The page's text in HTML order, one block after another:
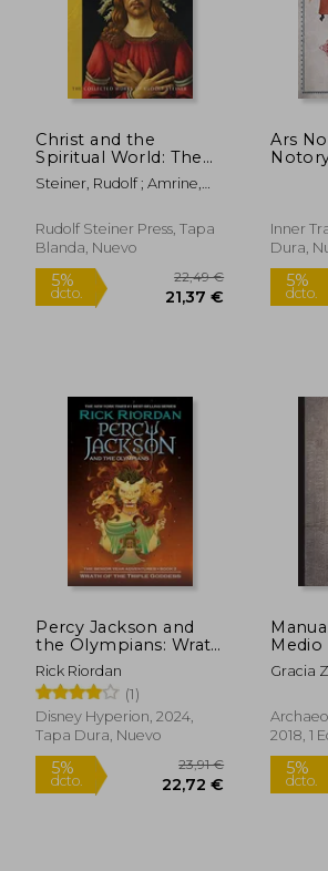
Christ and the
Spiritual World: The
Quest for the Holy
Grail (cw 149) (The
Rudolf Steiner, 149)
(en Inglés)
Steiner, Rudolf ; Amrine,
Frederick
Rudolf Steiner Press, Tapa
Blanda, Nuevo
Ars
Inner
Dura,
Percy Jackson and
the Olympians: Wrath
of the Triple Goddess
(en Inglés)
Rick Riordan
(1)
Disney Hyperion, 2024,
Tapa Dura, Nuevo
Medio
Edicion)
Gracia
2018, 1
Blanda,